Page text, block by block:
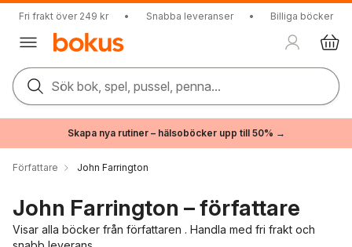
Fri frakt över 249 kr • Snabba leveranser • Billiga böcker
Sök bok, spel, pussel, penna...
Skapa nya rutiner – hälsoböcker upp till 50% →
Författare John Farrington
John Farrington – författare
Visar alla böcker från författaren . Handla med fri frakt och